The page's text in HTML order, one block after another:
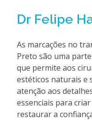
Dr Felipe
As marcações no
Preto são uma
que permite aos
estéticos naturais e
atenção aos
essenciais para
restaurar a